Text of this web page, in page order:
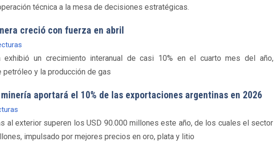
técnica a la mesa de decisiones estratégicas.
creció con fuerza en abril
exhibió un crecimiento interanual de casi 10% en el cuarto mes del año,
y la producción de gas
aportará el 10% de las exportaciones argentinas en 2026
al exterior superen los USD 90.000 millones este año, de los cuales el sector
impulsado por mejores precios en oro, plata y litio